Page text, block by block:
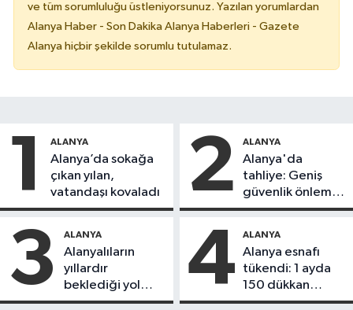
ve tüm sorumluluğu üstleniyorsunuz. Yazılan yorumlardan
Alanya Haber - Son Dakika Alanya Haberleri - Gazete
Alanya hiçbir şekilde sorumlu tutulamaz.
1 ALANYA
Alanya’da sokağa
çıkan yılan,
vatandaşı kovaladı
2 ALANYA
Alanya'da
tahliye: Geniş
güvenlik önlemi
alındı
3 ALANYA
Alanyalıların
yıllardır
beklediği yol
askıdan döndü
4 ALANYA
Alanya esnafı
tükendi: 1 ayda
150 dükkan
kapandı